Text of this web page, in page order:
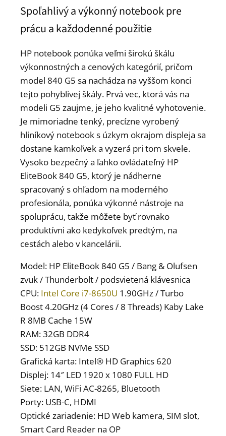
Spoľahlivý a výkonný notebook pre
prácu a každodenné použitie
HP notebook ponúka veľmi širokú škálu
výkonnostných a cenových kategórií, pričom
model 840 G5 sa nachádza na vyššom konci
tejto pohyblivej škály. Prvá vec, ktorá vás na
modeli G5 zaujme, je jeho kvalitné vyhotovenie.
Je mimoriadne tenký, precízne vyrobený
hliníkový notebook s úzkym okrajom displeja sa
dostane kamkoľvek a vyzerá pri tom skvele.
Vysoko bezpečný a ľahko ovládateľný HP
EliteBook 840 G5, ktorý je nádherne
spracovaný s ohľadom na moderného
profesionála, ponúka výkonné nástroje na
spoluprácu, takže môžete byť rovnako
produktívni ako kedykoľvek predtým, na
cestách alebo v kancelárii.
Model: HP EliteBook 840 G5 / Bang & Olufsen
zvuk / Thunderbolt / podsvietená klávesnica
CPU: Intel Core i7-8650U 1.90GHz / Turbo
Boost 4.20GHz (4 Cores / 8 Threads) Kaby Lake
R 8MB Cache 15W
RAM: 32GB DDR4
SSD: 512GB NVMe SSD
Grafická karta: Intel® HD Graphics 620
Displej: 14″ LED 1920 x 1080 FULL HD
Siete: LAN, WiFi AC-8265, Bluetooth
Porty: USB-C, HDMI
Optické zariadenie: HD Web kamera, SIM slot,
Smart Card Reader na OP